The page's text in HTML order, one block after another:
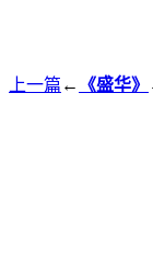
上一篇 ← 《盛华》